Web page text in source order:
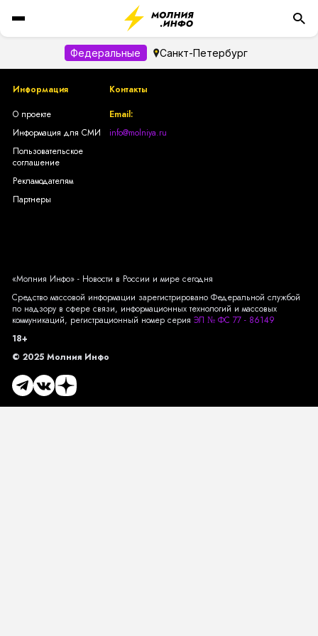
Федеральные Санкт-Петербург
Информация
Контакты
О проекте
Информация для СМИ
Пользовательское
соглашение
Рекламодателям
Партнеры
Email:
info@molniya.ru
«Молния Инфо» - Новости в России и мире сегодня
Средство массовой информации зарегистрировано Федеральной службой
по надзору в сфере связи, информационных технологий и массовых
коммуникаций, регистрационный номер серия ЭЛ № ФС 77 - 86149
18+
© 2025 Молния Инфо